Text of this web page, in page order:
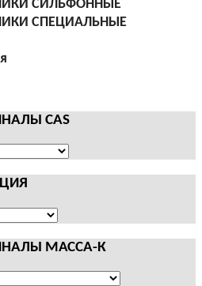
СИЛЬФОННЫЕ
СПЕЦИАЛЬНЫЕ
CAS
МАССА-К